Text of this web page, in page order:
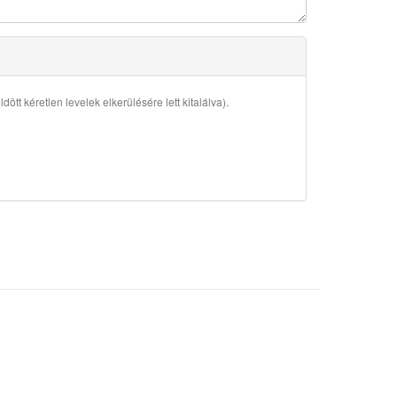
kéretlen levelek elkerülésére lett kitalálva).